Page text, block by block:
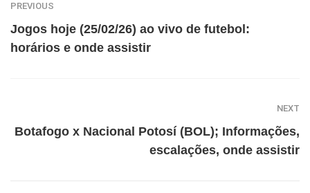
PREVIOUS
Jogos hoje (25/02/26) ao vivo de futebol:
horários e onde assistir
NEXT
Botafogo x Nacional Potosí (BOL); Informações,
escalações, onde assistir